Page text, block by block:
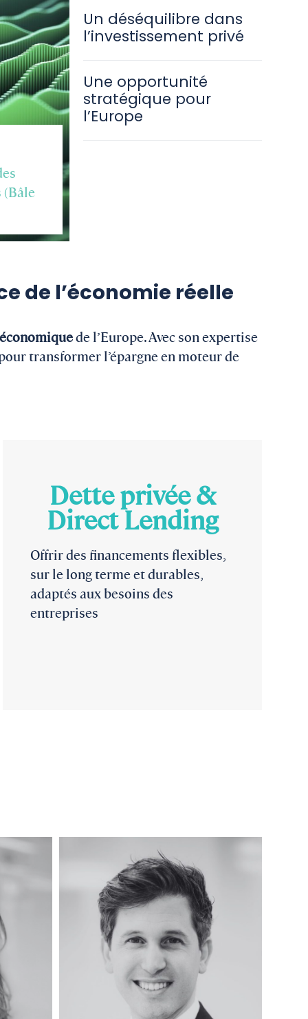
(Bâle
Un déséquilibre dans
l’investissement privé
Une opportunité
stratégique pour
l’Europe
de l’économie réelle
de l’Europe. Avec son expertise
transformer l’épargne en moteur de
Dette privée &
Direct Lending
Offrir des financements flexibles,
sur le long terme et durables,
adaptés aux besoins des
entreprises